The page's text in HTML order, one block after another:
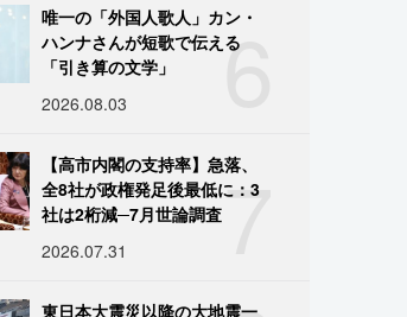
6
唯一の「外国人歌人」カン・
ハンナさんが短歌で伝える
「引き算の文学」
2026.08.03
7
【高市内閣の支持率】急落、
全8社が政権発足後最低に：3
社は2桁減─7月世論調査
2026.07.31
東日本大震災以降の大地震一